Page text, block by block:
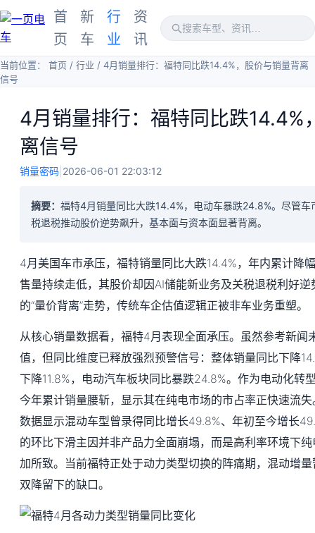
首
页
新
车
行
业
资
讯
当前位置： 首页 / 行业 / 4月销量排行：福特同比跌14.4%，股价与销量背离
信号
4月销量排行：福特同比跌14.4%
离信号
销量密码 2026-06-01 22:03:12
摘要： 福特4月销量同比大跌14.4%，电动车暴跌24.8%。尽管车
税退税推动股价逆势飙升，基本面与资本面显著背离。
4月美国车市承压，福特销量同比大跌14.4%，年内累计降
售量持续走低，其股价却因AI储能新业务及关税退税利好
的“量价背离”走势，传统车企估值逻辑正被非车业务重塑。
从核心销量数据看，福特4月表现全面承压。虽然参考新闻
值，但同比维度已释放强烈预警信号：整体销量同比下降
下降11.8%，电动汽车板块同比暴跌24.8%。作为电动化转
今年累计销量腰斩，显示其在纯电市场的市占率正快速流
数据显示混动车型曾录得同比增长49.8%、年初至今增长
的环比下滑主因并非产品力全面崩塌，而是高利率环境下
加所致。当前福特正处于动力类型切换的阵痛期，混动增
双降留下的缺口。